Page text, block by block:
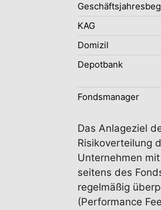
KAG
Domizil
Depotbank
Fondsmanager
Das Anlageziel
Risikoverteilung
Unternehmen
seitens des
regelmäßig
(Performance